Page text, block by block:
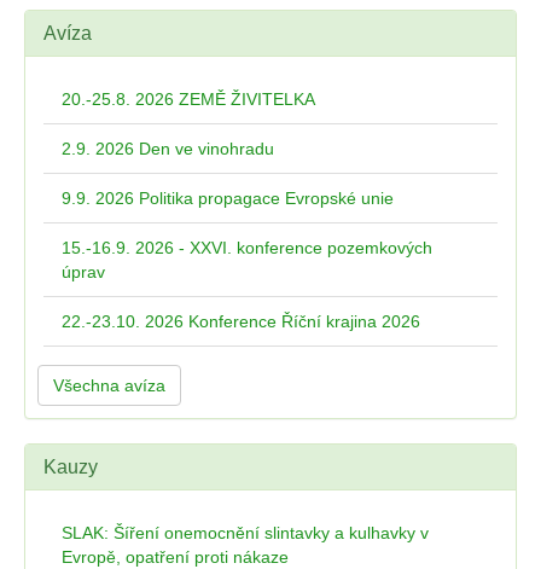
Avíza
20.-25.8. 2026 ZEMĚ ŽIVITELKA
2.9. 2026 Den ve vinohradu
9.9. 2026 Politika propagace Evropské unie
15.-16.9. 2026 - XXVI. konference pozemkových
úprav
22.-23.10. 2026 Konference Říční krajina 2026
Všechna avíza
Kauzy
SLAK: Šíření onemocnění slintavky a kulhavky v
Evropě, opatření proti nákaze